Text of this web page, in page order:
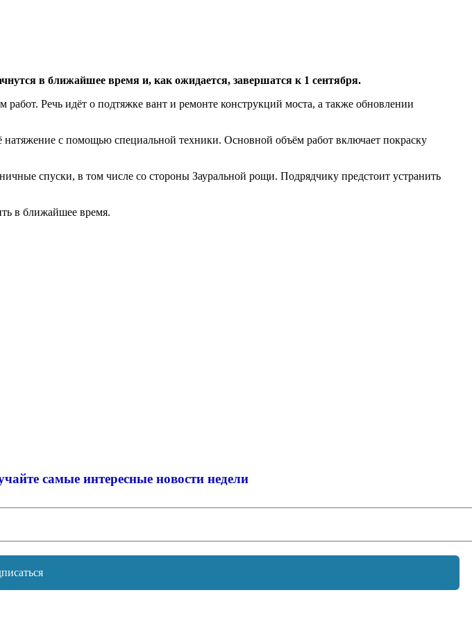
в ближайшее время и, как ожидается, завершатся к 1 сентября.
Речь идёт о подтяжке вант и ремонте конструкций моста, а также обновлении
с помощью специальной техники. Основной объём работ включает покраску
спуски, в том числе со стороны Зауральной рощи. Подрядчику предстоит устранить
в ближайшее время.
самые интересные новости недели